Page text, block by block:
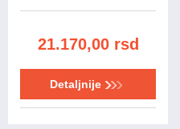
21.170,00 rsd
Detaljnije